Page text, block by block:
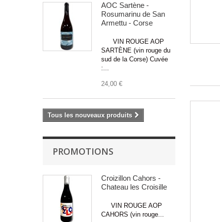
AOC Sartène -
Rosumarinu de San
Armettu - Corse
VIN ROUGE AOP
SARTÈNE (vin rouge du
sud de la Corse) Cuvée
:...
24,00 €
Tous les nouveaux produits
PROMOTIONS
Croizillon Cahors -
Chateau les Croisille
VIN ROUGE AOP
CAHORS (vin rouge...